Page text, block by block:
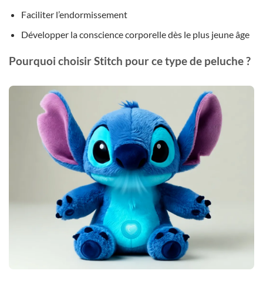
Faciliter l’endormissement
Développer la conscience corporelle dès le plus jeune âge
Pourquoi choisir Stitch pour ce type de peluche ?